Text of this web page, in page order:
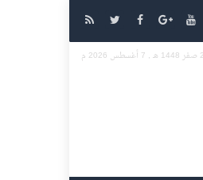
7 أغسطس 2026 م